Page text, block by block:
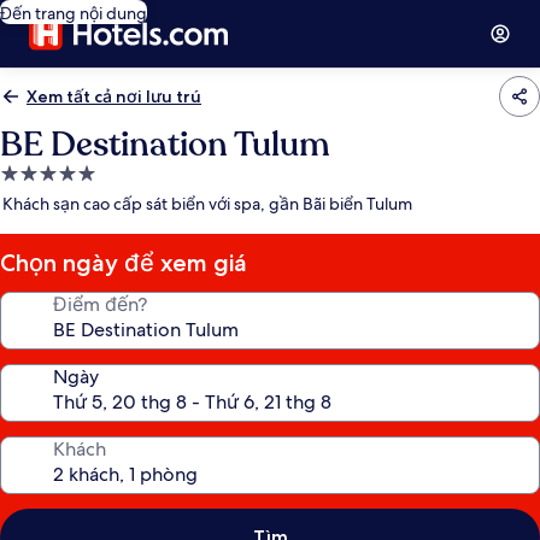
Đến trang nội dung
Xem tất cả nơi lưu trú
BE Destination Tulum
Nơi
lưu
5.0
sao
Khách sạn cao cấp sát biển với spa, gần Bãi biển Tulum
Chọn ngày để xem giá
Điểm đến?
Ngày
Khách